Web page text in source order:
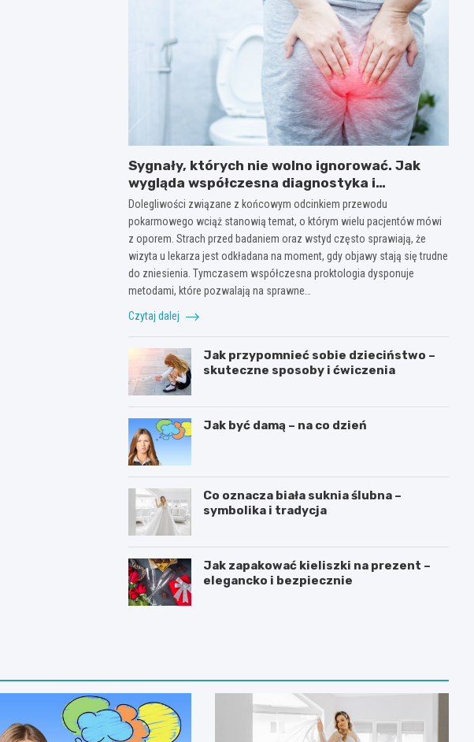
Sygnały, których nie wolno ignorować. Jak
wygląda współczesna diagnostyka i
profilaktyka w proktologii?
Dolegliwości związane z końcowym odcinkiem przewodu
pokarmowego wciąż stanowią temat, o którym wielu pacjentów mówi
z oporem. Strach przed badaniem oraz wstyd często sprawiają, że
wizyta u lekarza jest odkładana na moment, gdy objawy stają się trudne
do zniesienia. Tymczasem współczesna proktologia dysponuje
metodami, które pozwalają na sprawne…
Czytaj dalej
Jak przypomnieć sobie dzieciństwo –
skuteczne sposoby i ćwiczenia
Jak być damą – na co dzień
Co oznacza biała suknia ślubna –
symbolika i tradycja
Jak zapakować kieliszki na prezent –
elegancko i bezpiecznie